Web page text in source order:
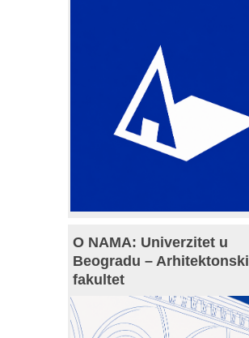
O NAMA: Univerzitet u
Beogradu – Arhitektonski
fakultet